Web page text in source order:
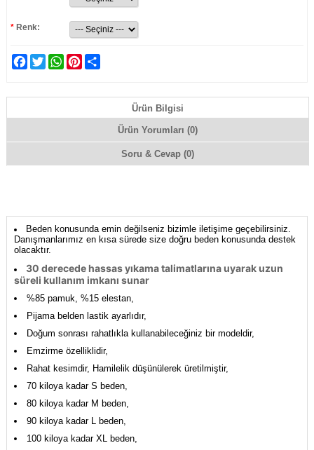
* Renk:
Facebook
TwitterWhatsAppPinterest
Ürün Bilgisi
Ürün Yorumları (0)
Soru & Cevap (0)
Beden konusunda emin değilseniz bizimle iletişime geçebilirsiniz.
Danışmanlarımız en kısa sürede size doğru beden konusunda destek
olacaktır.
30 derecede hassas yıkama talimatlarına uyarak uzun
süreli kullanım imkanı sunar
%85 pamuk, %15 elestan,
Pijama belden lastik ayarlıdır,
Doğum sonrası rahatlıkla kullanabileceğiniz bir modeldir,
Emzirme özelliklidir,
Rahat kesimdir, Hamilelik düşünülerek üretilmiştir,
70 kiloya kadar S beden,
80 kiloya kadar M beden,
90 kiloya kadar L beden,
100 kiloya kadar XL beden,